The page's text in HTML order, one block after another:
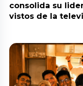
consolida su
vistos de la